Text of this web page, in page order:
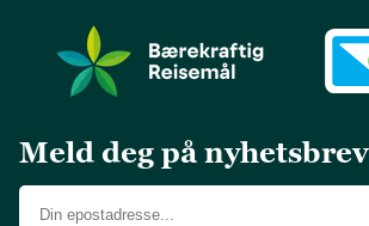
Meld deg på nyhetsbrev